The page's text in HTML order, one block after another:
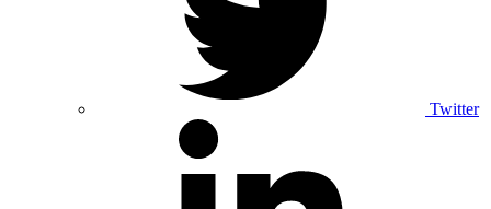
Twitter